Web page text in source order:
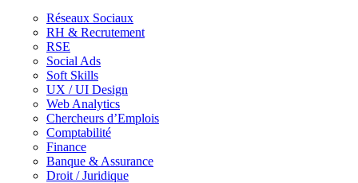
Réseaux Sociaux
RH & Recrutement
RSE
Social Ads
Soft Skills
UX / UI Design
Web Analytics
Chercheurs d’Emplois
Comptabilité
Finance
Banque & Assurance
Droit / Juridique